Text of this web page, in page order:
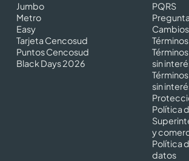
Jumbo
Metro
Easy
Tarjeta Cencosud
Puntos Cencosud
Black Days 2026
PQRS
sin
sin
Política
y
Política
datos